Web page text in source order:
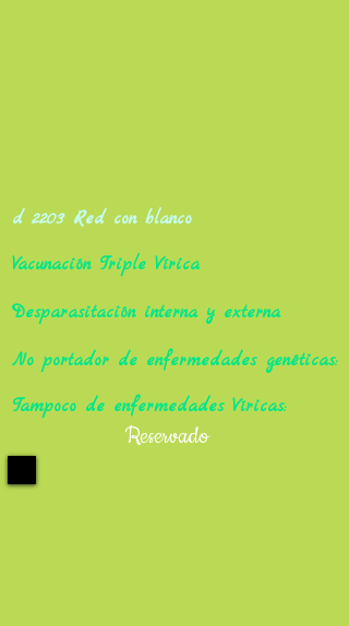
d 2203 Red con blanco
Vacunación Triple Vírica
Desparasitación interna y externa
No portador de enfermedades genéticas:
Tampoco de enfermedades Víricas:
Reservado